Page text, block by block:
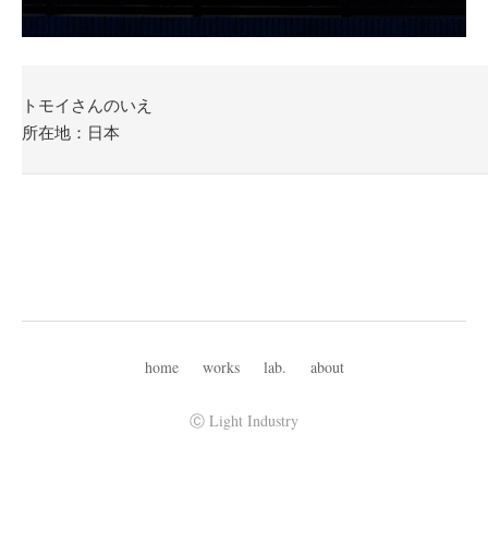
トモイさんのいえ
所在地：日本
home works lab. about
Ⓒ Light Industry